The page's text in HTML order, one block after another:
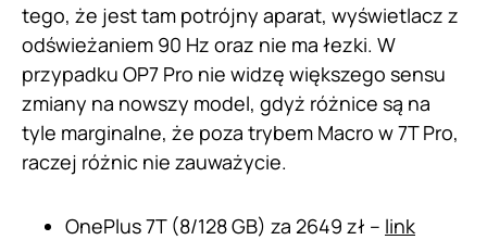
tego, że jest tam potrójny aparat, wyświetlacz z
odświeżaniem 90 Hz oraz nie ma łezki. W
przypadku OP7 Pro nie widzę większego sensu
zmiany na nowszy model, gdyż różnice są na
tyle marginalne, że poza trybem Macro w 7T Pro,
raczej różnic nie zauważycie.
OnePlus 7T (8/128 GB) za 2649 zł – link